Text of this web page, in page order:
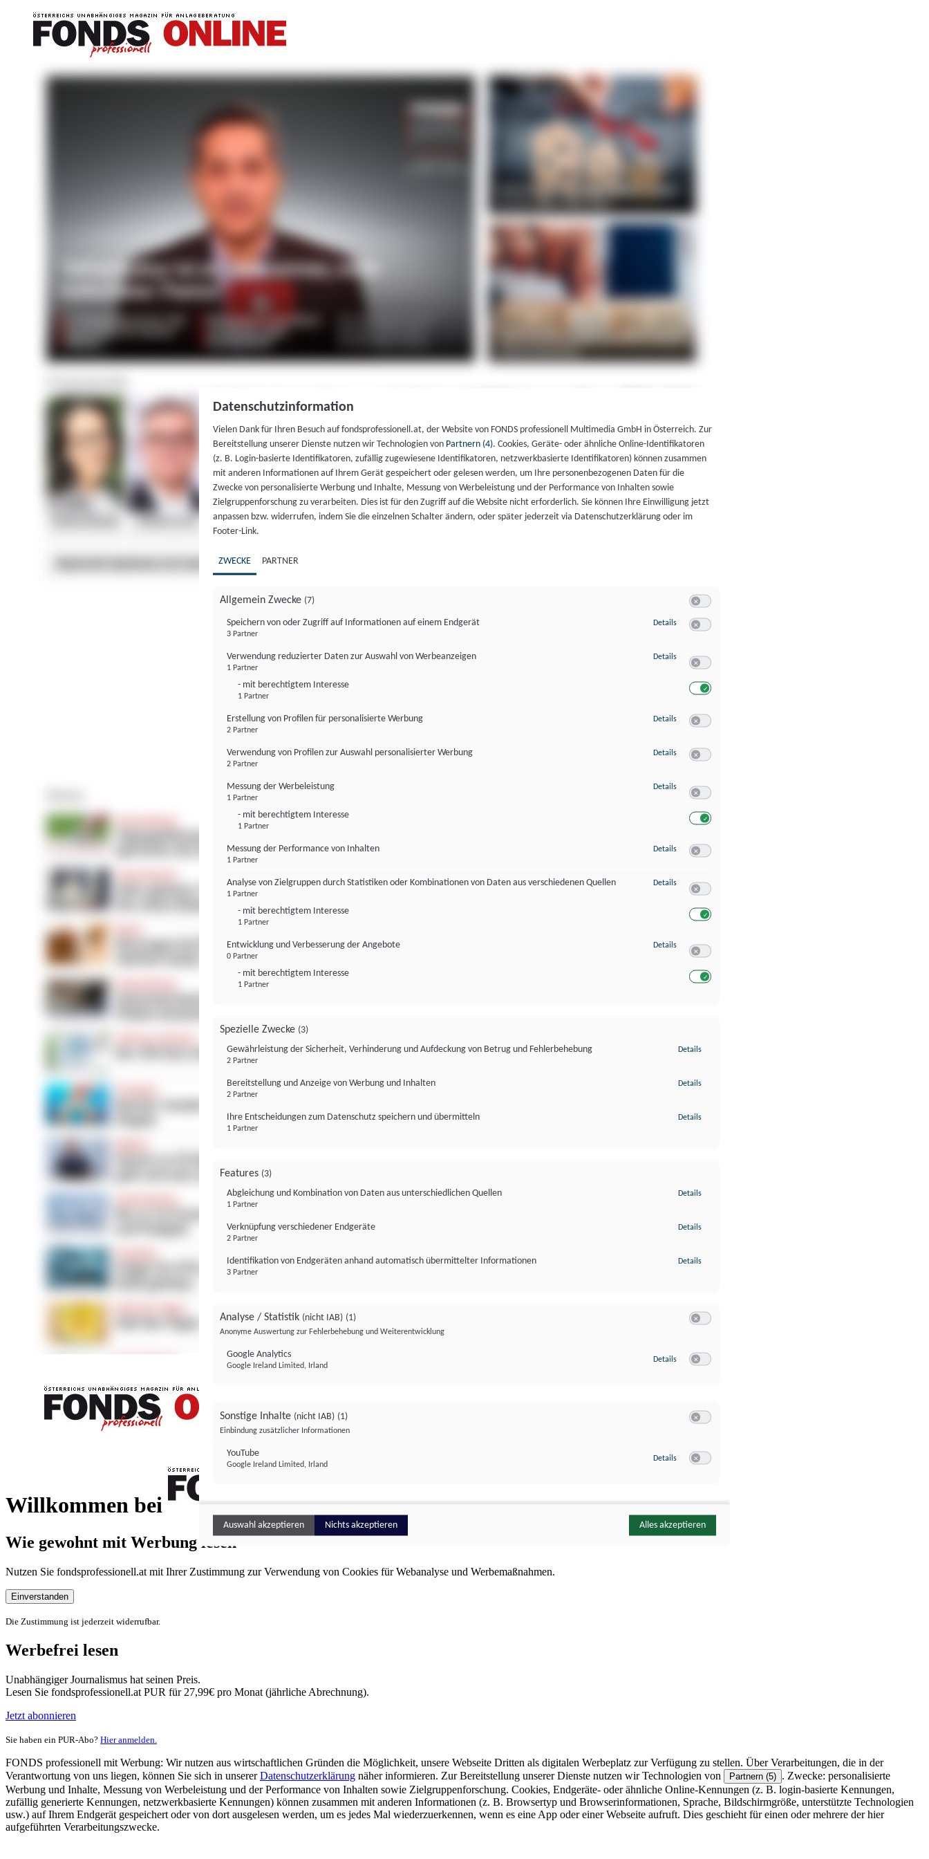
Willkommen bei
FONDS professionell
Wie gewohnt mit Werbung lesen
Nutzen Sie fondsprofessionell.at mit Ihrer Zustimmung zur Verwendung von Cookies für Webanalyse und Werbemaßnahmen.
Einverstanden
Die Zustimmung ist jederzeit widerrufbar.
Werbefrei lesen
Unabhängiger Journalismus hat seinen Preis.
Lesen Sie fondsprofessionell.at PUR für 27,99€ pro Monat (jährliche Abrechnung).
Jetzt abonnieren
Sie haben ein PUR-Abo? Hier anmelden.
FONDS professionell mit Werbung: Wir nutzen aus wirtschaftlichen Gründen die Möglichkeit, unsere Webseite Dritten als digitalen Werbeplatz zur Verfügung zu stellen. Über Verarbeitungen, die in der
Verantwortung von uns liegen, können Sie sich in unsererDatenschutzerklärung näher informieren. Zur Bereitstellung unserer Dienste nutzen wir Technologien von Partnern (5) . Zwecke: personalisierte
Werbung und Inhalte, Messung von Werbeleistung und der Performance von Inhalten sowie Zielgruppenforschung. Cookies, Endgeräte- oder ähnliche Online-Kennungen (z. B. login-basierte Kennungen,
zufällig generierte Kennungen, netzwerkbasierte Kennungen) können zusammen mit anderen Informationen (z. B. Browsertyp und Browserinformationen, Sprache, Bildschirmgröße, unterstützte Technologien
usw.) auf Ihrem Endgerät gespeichert oder von dort ausgelesen werden, um es jedes Mal wiederzuerkennen, wenn es eine App oder einer Webseite aufruft. Dies geschieht für einen oder mehrere der hier
aufgeführten Verarbeitungszwecke.
Datenschutzinformation
Vielen Dank für Ihren Besuch auf fondsprofessionell.at, der Website von FONDS professionell Multimedia GmbH in Österreich. Zur
Bereitstellung unserer Dienste nutzen wir Technologien von Partnern (4). Cookies, Geräte- oder ähnliche Online-Identifikatoren
(z. B. Login-basierte Identifikatoren, zufällig zugewiesene Identifikatoren, netzwerkbasierte Identifikatoren) können zusammen
mit anderen Informationen auf Ihrem Gerät gespeichert oder gelesen werden, um Ihre personenbezogenen Daten für die
Zwecke von personalisierte Werbung und Inhalte, Messung von Werbeleistung und der Performance von Inhalten sowie
Zielgruppenforschung zu verarbeiten. Dies ist für den Zugriff auf die Website nicht erforderlich. Sie können Ihre Einwilligung jetzt
anpassen bzw. widerrufen, indem Sie die einzelnen Schalter ändern, oder später jederzeit via Datenschutzerklärung oder im
Footer-Link.
ZWECKE PARTNER
Allgemein Zwecke (7)
Speichern von oder Zugriff auf Informationen auf einem Endgerät
3 Partner
Details zu Speichern von oder Zugriff auf Informationen auf einem Endgerät
Verwendung reduzierter Daten zur Auswahl von Werbeanzeigen
1 Partner
- mit berechtigtem Interesse
1 Partner
Details zu Verwendung reduzierter Daten zur Auswahl von Werbeanzeigen
Erstellung von Profilen für personalisierte Werbung
2 Partner
Details zu Erstellung von Profilen für personalisierte Werbung
Verwendung von Profilen zur Auswahl personalisierter Werbung
2 Partner
Details zu Verwendung von Profilen zur Auswahl personalisierter Werbung
Messung der Werbeleistung
1 Partner
- mit berechtigtem Interesse
1 Partner
Details zu Messung der Werbeleistung
Messung der Performance von Inhalten
1 Partner
Details zu Messung der Performance von Inhalten
Analyse von Zielgruppen durch Statistiken oder Kombinationen von Daten aus verschiedenen Quellen
1 Partner
- mit berechtigtem Interesse
1 Partner
Details zu Analyse von Zielgruppen durch Statistiken oder Kombinationen von
Entwicklung und Verbesserung der Angebote
0 Partner
- mit berechtigtem Interesse
1 Partner
Details zu Entwicklung und Verbesserung der Angebote
Spezielle Zwecke (3)
Gewährleistung der Sicherheit, Verhinderung und Aufdeckung von Betrug und Fehlerbehebung
2 Partner
Details
Bereitstellung und Anzeige von Werbung und Inhalten
2 Partner
Details
Ihre Entscheidungen zum Datenschutz speichern und übermitteln
1 Partner
Details
Features (3)
Abgleichung und Kombination von Daten aus unterschiedlichen Quellen
1 Partner
Details
Verknüpfung verschiedener Endgeräte
2 Partner
Details
Identifikation von Endgeräten anhand automatisch übermittelter Informationen
3 Partner
Details
Analyse / Statistik (nicht IAB) (1)
Anonyme Auswertung zur Fehlerbehebung und Weiterentwicklung
Google Analytics
Google Ireland Limited, Irland
Details zu Google Analytics
Sonstige Inhalte (nicht IAB) (1)
Einbindung zusätzlicher Informationen
YouTube
Google Ireland Limited, Irland
Details zu YouTube
Auswahl akzeptieren Nichts akzeptieren Alles akzeptieren